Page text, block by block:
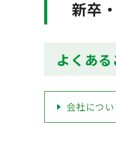
新卒
よくあ
会社につ